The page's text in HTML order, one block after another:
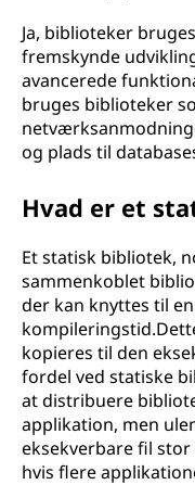
Ja, biblioteker
fremskynde
avancerede
bruges biblioteker
og plads til
Hvad er et
Et statisk bibliotek,
sammenkoblet
der kan knyttes til
kopieres til den
fordel ved statiske
at distribuere
applikation, men
eksekverbare fil
hvis flere